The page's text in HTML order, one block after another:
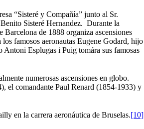
“Sisteré y Compañía” junto al Sr.
Sisteré Hernandez. Durante la
Barcelona de 1888 organiza ascensiones
famosos aeronautas Eugene Godard, hijo
Antoni Esplugas i Puig tomára sus famosas
numerosas ascensiones en globo.
el comandante Paul Renard (1854-1933) y
en la carrera aeronáutica de Bruselas.[10]